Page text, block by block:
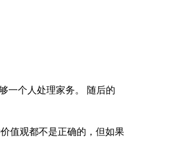
一个人处理家务。 随后的
值观都不是正确的，但如果